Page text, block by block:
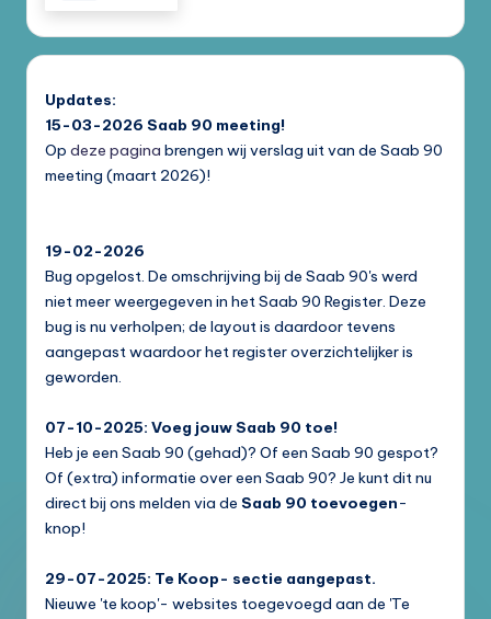
Updates:
15-03-2026 Saab 90 meeting!
Op deze pagina brengen wij verslag uit van de Saab 90
meeting (maart 2026)!
19-02-2026
Bug opgelost. De omschrijving bij de Saab 90's werd
niet meer weergegeven in het Saab 90 Register. Deze
bug is nu verholpen; de layout is daardoor tevens
aangepast waardoor het register overzichtelijker is
geworden.
07-10-2025: Voeg jouw Saab 90 toe!
Heb je een Saab 90 (gehad)? Of een Saab 90 gespot?
Of (extra) informatie over een Saab 90? Je kunt dit nu
direct bij ons melden via de Saab 90 toevoegen-
knop!
29-07-2025: Te Koop- sectie aangepast.
Nieuwe 'te koop'- websites toegevoegd aan de 'Te